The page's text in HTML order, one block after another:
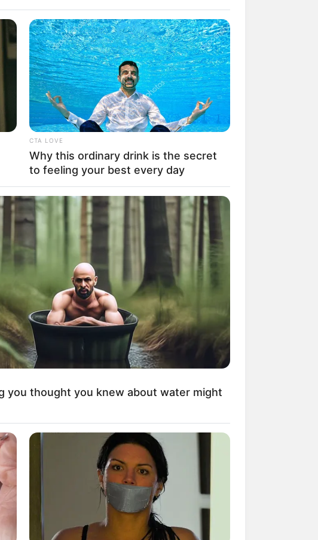
Serem! 9 Chat Ojek Online &
Pelanggan Ini Bikin Auto
Merinding
Bikin Ngakak, 10 Potret
Cosplay Murah Pakai Bahan
Seadanya
Anti Mainstream, 10 Cara
Membawa Barang Belanjaan
Versi Warga Thailand
CTA LOVE
Why this ordinary drink is the secret
to feeling your best every day
you thought you knew about water might